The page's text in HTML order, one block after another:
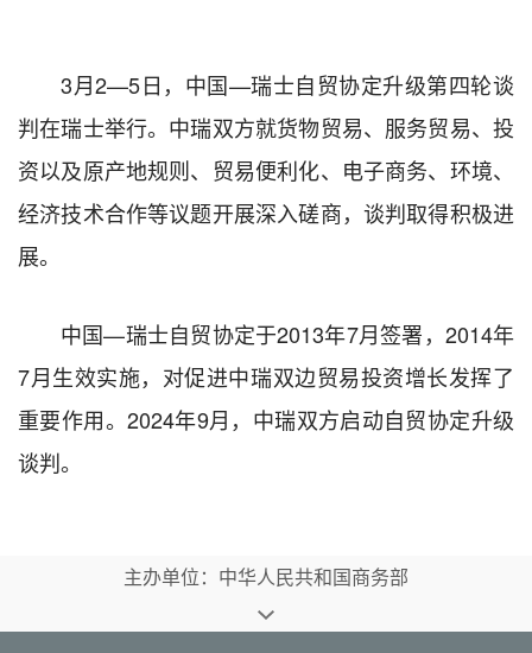
3月2—5日，中国—瑞士自贸协定升级第四轮谈
判在瑞士举行。中瑞双方就货物贸易、服务贸易、投
资以及原产地规则、贸易便利化、电子商务、环境、
经济技术合作等议题开展深入磋商，谈判取得积极进
展。
中国—瑞士自贸协定于2013年7月签署，2014年
7月生效实施，对促进中瑞双边贸易投资增长发挥了
重要作用。2024年9月，中瑞双方启动自贸协定升级
谈判。
主办单位：中华人民共和国商务部